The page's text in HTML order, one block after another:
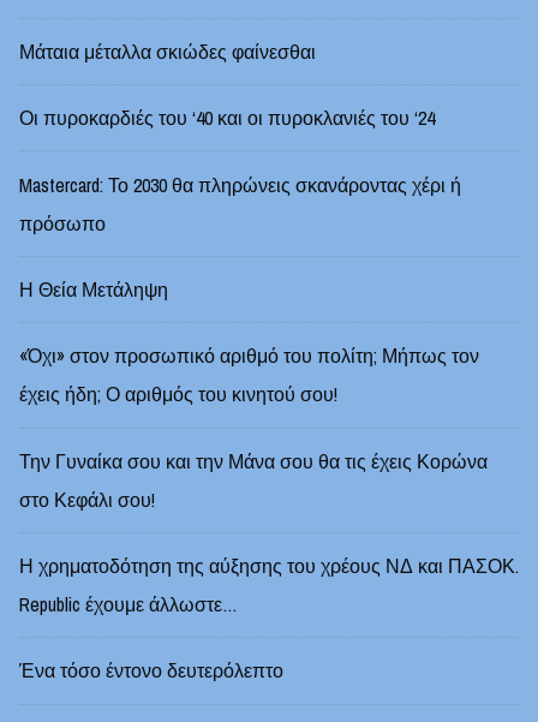
Μάταια μέταλλα σκιώδες φαίνεσθαι
Οι πυροκαρδιές του ‘40 και οι πυροκλανιές του ‘24
Mastercard: Το 2030 θα πληρώνεις σκανάροντας χέρι ή
πρόσωπο
Η Θεία Μετάληψη
«Όχι» στον προσωπικό αριθμό του πολίτη; Μήπως τον
έχεις ήδη; Ο αριθμός του κινητού σου!
Την Γυναίκα σου και την Μάνα σου θα τις έχεις Κορώνα
στο Κεφάλι σου!
Η χρηματοδότηση της αύξησης του χρέους ΝΔ και ΠΑΣΟΚ.
Republic έχουμε άλλωστε…
Ένα τόσο έντονο δευτερόλεπτο